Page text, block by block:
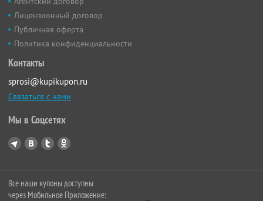
Лицензионный договор
Публичная оферта
Политика конфиденциальности
Контакты
sprosi@kupikupon.ru
Связаться с нами
Мы в Соцсетях
Все наши купоны доступны
через Мобильное Приложение: